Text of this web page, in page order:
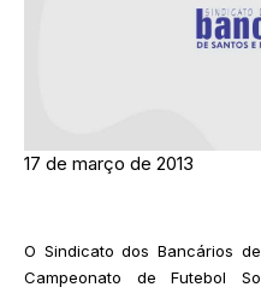
17 de março de 2013
O Sindicato dos Bancários
Campeonato de Futebol